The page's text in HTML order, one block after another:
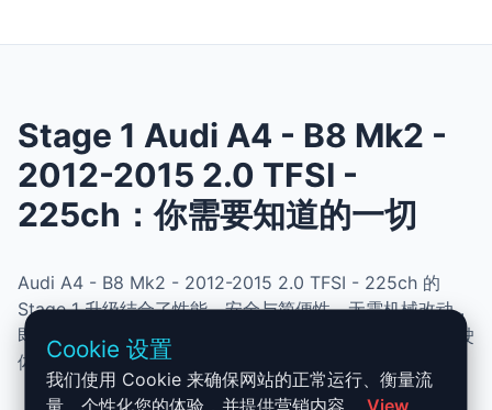
Stage 1 Audi A4 - B8 Mk2 -
2012-2015 2.0 TFSI -
225ch：你需要知道的一切
Audi A4 - B8 Mk2 - 2012-2015 2.0 TFSI - 225ch 的
Stage 1 升级结合了性能、安全与简便性。无需机械改动，
即可提升动力、扭矩并优化油耗。非常适合追求更灵敏驾驶
体验且希望保持原厂可靠性的车主。
Cookie 设置
我们使用 Cookie 来确保网站的正常运行、衡量流
量、个性化您的体验，并提供营销内容。
View